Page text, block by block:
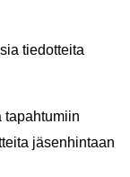
tiedotteita
tapahtumiin
jäsenhintaan